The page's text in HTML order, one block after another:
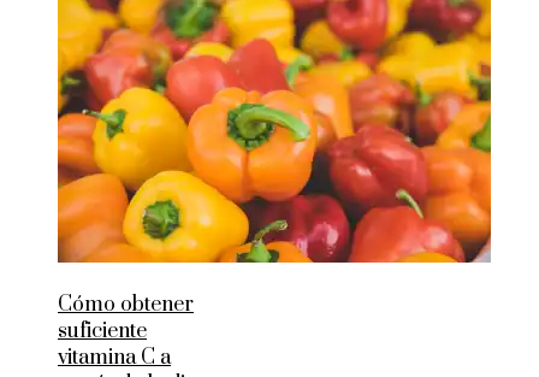
Cómo obtener
suficiente
vitamina C a